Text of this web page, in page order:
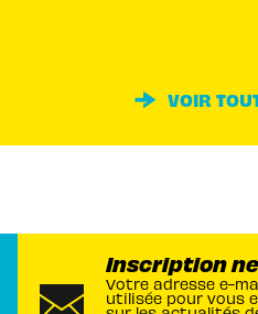
VOIR
Inscription
Votre adresse e-
utilisée pour vous